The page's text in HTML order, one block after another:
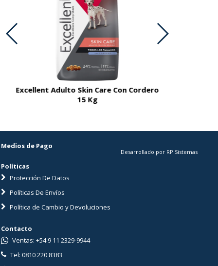
Excellent Adulto Skin Care Con Cordero
15 Kg
Medios de Pago
Políticas
Protección De Datos
Políticas De Envíos
Política de Cambio y Devoluciones
Desarrollado por RP Sistemas
Contacto
Ventas: +54 9 11 2329-9944
Tel: 0810 220 8383